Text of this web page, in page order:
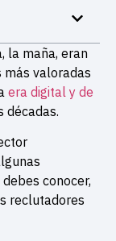
la maña, eran
valoradas
era digital y de
décadas.
conocer,
reclutadores